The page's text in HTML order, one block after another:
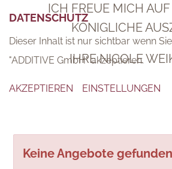
ICH FREUE MICH
KÖNIGLICHE
IHRE NICOLE
Keine Angebote gefunden
DATENSCHUTZ
Dieser Inhalt ist nur sichtbar wenn
"Dialogshift GmbH" akzeptieren.
AKZEPTIEREN EINSTELLUNGEN
DATENSCHUTZ
Dieser Inhalt ist nur sichtbar wenn
"ADDITIVE GmbH" akzeptieren.
AKZEPTIEREN EINSTELLUNGEN